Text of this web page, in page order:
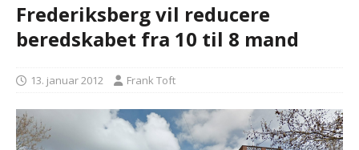
Frederiksberg vil reducere
beredskabet fra 10 til 8 mand
13. januar 2012 Frank Toft